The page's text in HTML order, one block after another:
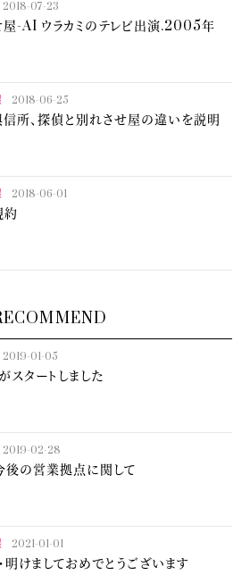
2018-07-23
屋-AI ウラカミのテレビ出演.2005年
2018-06-25
所、探偵と別れさせ屋の違いを説明
2018-06-01
約
2019-01-05
スタートしました
2019-02-28
後の営業拠点に関して
2021-01-01
明けましておめでとうございます